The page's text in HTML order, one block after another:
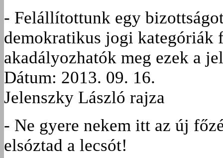
- Felállítottunk egy
demokratikus jogi kategóriák
akadályozhatók meg ezek a
Dátum: 2013. 09. 16.
Jelenszky László rajza
- Ne gyere nekem itt az új
elsóztad a lecsót!